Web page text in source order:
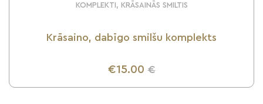
KOMPLEKTI, KRĀSAINĀS SMILTIS
Krāsaino, dabīgo smilšu komplekts
€15.00 €
UZZINI VAIRĀK